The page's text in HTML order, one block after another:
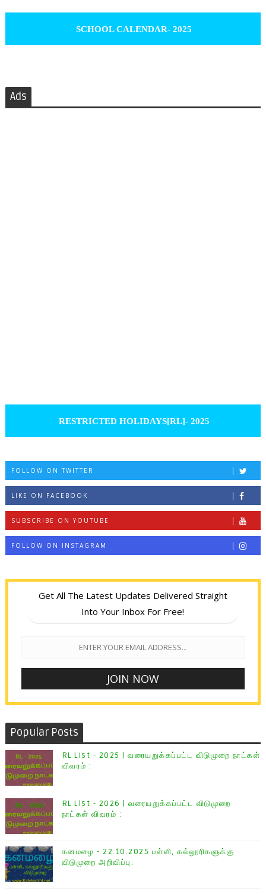
SCHOOL CALENDAR- 2025
Ads
RESTRICTED HOLIDAYS[RL]- 2025
FOLLOW ON TWITTER
LIKE ON FACEBOOK
SUBSCRIBE ON YOUTUBE
FOLLOW ON INSTAGRAM
Get All The Latest Updates Delivered Straight
Into Your Inbox For Free!
Popular Posts
RL List - 2025 | வரையறுக்கப்பட்ட விடுமுறை நாட்கள்
விவரம் :
RL List - 2026 | வரையறுக்கப்பட்ட விடுமுறை
நாட்கள் விவரம் :
கனமழை - 22.10.2025 பள்ளி, கல்லூரிகளுக்கு
விடுமுறை அறிவிப்பு.